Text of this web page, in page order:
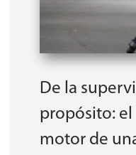
De la
propósito:
motor de